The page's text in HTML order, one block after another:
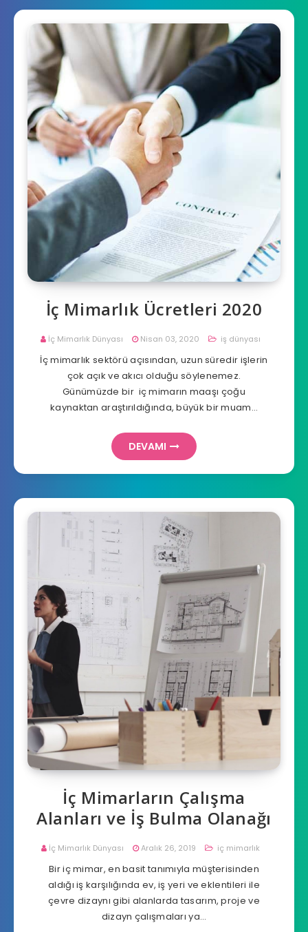
İç Mimarlık Ücretleri 2020
İç Mimarlık Dünyası Nisan 03, 2020 iş dünyası
İç mimarlık sektörü açısından, uzun süredir işlerin
çok açık ve akıcı olduğu söylenemez.
Günümüzde bir iç mimarın maaşı çoğu
kaynaktan araştırıldığında, büyük bir muam…
DEVAMI
İç Mimarların Çalışma
Alanları ve İş Bulma Olanağı
İç Mimarlık Dünyası Aralık 26, 2019 iç mimarlık
Bir iç mimar, en basit tanımıyla müşterisinden
aldığı iş karşılığında ev, iş yeri ve eklentileri ile
çevre dizaynı gibi alanlarda tasarım, proje ve
dizayn çalışmaları ya…